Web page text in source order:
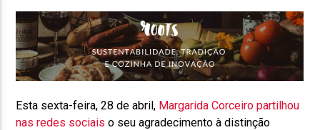
ON FM
Esta sexta-feira, 28 de abril, Margarida Corceiro partilhou
nas redes sociaiso seu agradecimento à distinção